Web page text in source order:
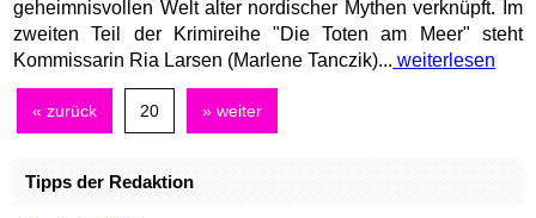
geheimnisvollen Welt alter nordischer Mythen verknüpft. Im
zweiten Teil der Krimireihe "Die Toten am Meer" steht
Kommissarin Ria Larsen (Marlene Tanczik)... weiterlesen
« zurück 20 » weiter
Tipps der Redaktion